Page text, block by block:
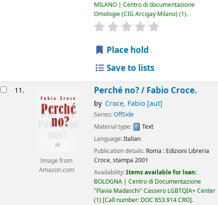
MILANO | Centro di documentazione
Omologie (CIG Arcigay Milano)(1).
star rating
Place hold
Save to lists
11.
Image from
Amazon.com
Perché no? / Fabio Croce.
by Croce, Fabio[aut]
Series:OffSide
Material type:
Text
Language:Italian
Publication details: Roma : Edizioni Libreria
Croce,stampa 2001
Availability:Items available for loan:
BOLOGNA | Centro di Documentazione
"Flavia Madaschi" Cassero LGBTQIA+ Center
(1) Call number: DOC 853.914 CRO .